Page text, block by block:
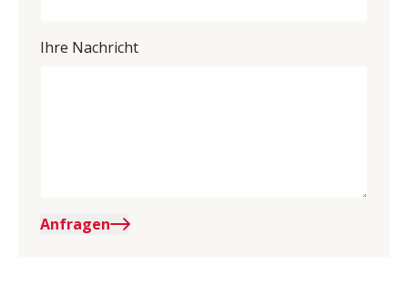
Ihre Nachricht
Anfragen